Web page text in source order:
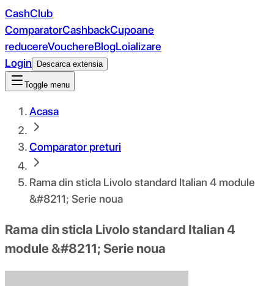
CashClub
ComparatorCashbackCupoane
reducereVouchereBlogLoializare
Login
Descarca extensia
Toggle menu
Acasa
Comparator preturi
Rama din sticla Livolo standard Italian 4 module
&#8211; Serie noua
Rama din sticla Livolo standard Italian 4
module &#8211; Serie noua